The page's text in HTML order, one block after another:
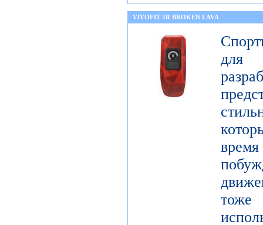
VIVOFIT JR BROKEN LAVA
для
тоже